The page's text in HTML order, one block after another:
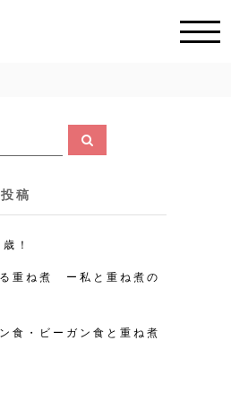
検
索
稿
！
重ね煮 ー私と重ね煮の
食・ビーガン食と重ね煮